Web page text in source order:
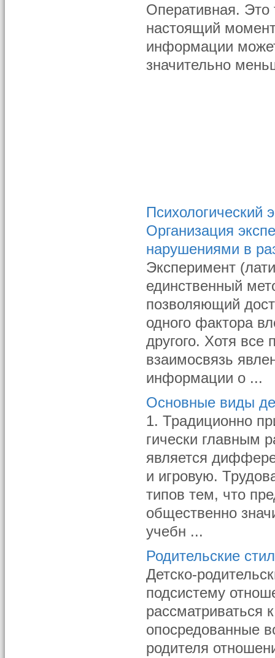
Оперативная. Это
настоящий
информации
значительно
Психологический
Организация
нарушениями в
Эксперимент
единственный
позволяющий
одного фактора
другого. Хотя все
взаимосвязь
информации о ...
Основные виды
1. Традиционно
гически главным
является
и игровую.
типов тем, что
общественно
учебн ...
Родительские
Детско-
подсистему
рассматриваться
опосредованные
родителя